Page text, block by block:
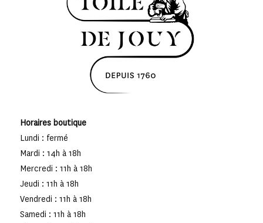
Horaires boutique
Lundi : fermé
Mardi : 14h à 18h
Mercredi : 11h à 18h
Jeudi : 11h à 18h
Vendredi : 11h à 18h
Samedi : 11h à 18h